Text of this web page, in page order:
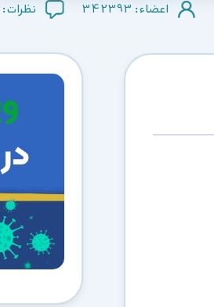
اعضاء : 342393 نظرات :